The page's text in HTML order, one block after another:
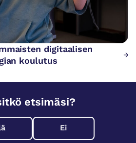
digitaalisen
koulutus
etsimäsi?
Ei